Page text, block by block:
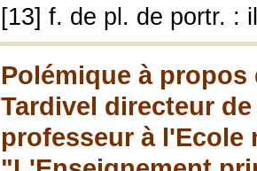
[13] f. de pl. de portr. :
Polémique à propos
Tardivel directeur
professeur à l'Ecole